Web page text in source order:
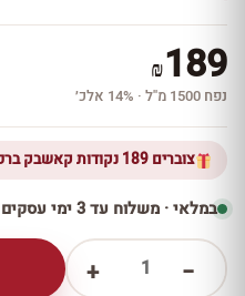
₪189
נפח 1500 מ''ל · 14% אלכ׳
צוברים 189 נקודות קאשבק ברכישת מוצר זה
במלאי · משלוח עד 3 ימי עסקים
−
1
+